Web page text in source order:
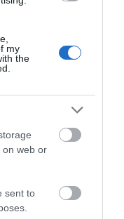
my
the
on web or
sent to
τον Παναγή